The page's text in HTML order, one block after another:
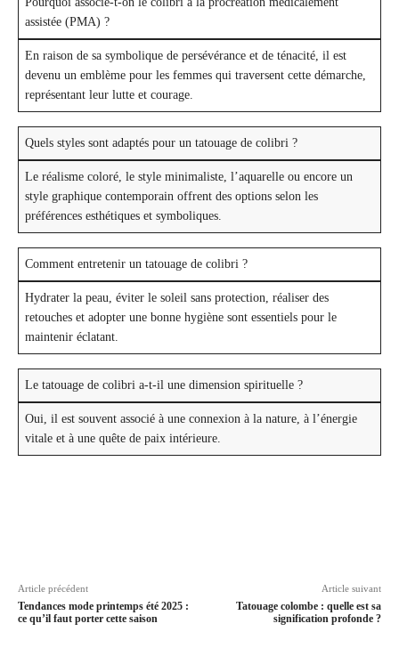
assistée (PMA) ?
En raison de sa symbolique de persévérance et de ténacité, il est
devenu un emblème pour les femmes qui traversent cette démarche,
représentant leur lutte et courage.
Quels styles sont adaptés pour un tatouage de colibri ?
Le réalisme coloré, le style minimaliste, l’aquarelle ou encore un
style graphique contemporain offrent des options selon les
préférences esthétiques et symboliques.
Comment entretenir un tatouage de colibri ?
Hydrater la peau, éviter le soleil sans protection, réaliser des
retouches et adopter une bonne hygiène sont essentiels pour le
maintenir éclatant.
Le tatouage de colibri a-t-il une dimension spirituelle ?
Oui, il est souvent associé à une connexion à la nature, à l’énergie
vitale et à une quête de paix intérieure.
Article précédent
Tendances mode printemps été 2025 :
ce qu’il faut porter cette saison
Article suivant
Tatouage colombe : quelle est sa
signification profonde ?